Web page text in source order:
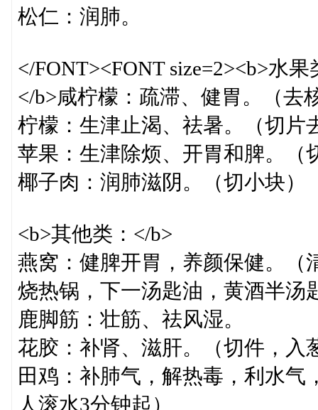
松仁：润肺。
</FONT><FONT size=2><b>水果
</b>咸柠檬：疏滞、健胃。（去
柠檬：生津止渴、祛暑。（切片
苹果：生津除烦、开胃和脾。（
椰子肉：润肺滋阴。（切小块）
<b>其他类：</b>
燕窝：健脾开胃，养颜保健。（
烧热锅，下一汤匙油，黄酒半汤
鹿脚筋：壮筋、祛风湿。
花胶：补肾、滋肝。（切件，入
田鸡：补肺气，解热毒，利水气
人滚水3分钟起）